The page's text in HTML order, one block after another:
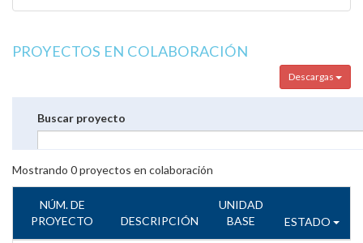
PROYECTOS EN COLABORACIÓN
Descargas
Buscar proyecto
Mostrando 0proyectos en colaboración
NÚM. DE
PROYECTO
DESCRIPCIÓN
UNIDAD
BASE
ESTADO